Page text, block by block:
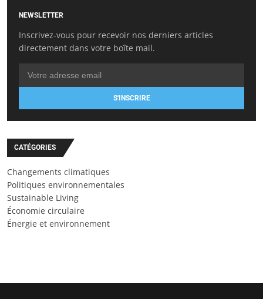
NEWSLETTER
Inscrivez-vous pour recevoir nos derniers articles
directement dans votre boîte mail.
S'INSCRIRE
CATÉGORIES
Changements climatiques
Politiques environnementales
Sustainable Living
Économie circulaire
Énergie et environnement